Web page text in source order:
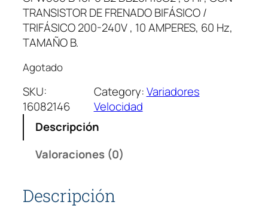
TRANSISTOR DE FRENADO BIFÁSICO /
TRIFÁSICO 200-240V , 10 AMPERES, 60 Hz,
TAMAÑO B.
Agotado
SKU:
16082146
Category:Variadores
Velocidad
Descripción
Valoraciones (0)
Descripción